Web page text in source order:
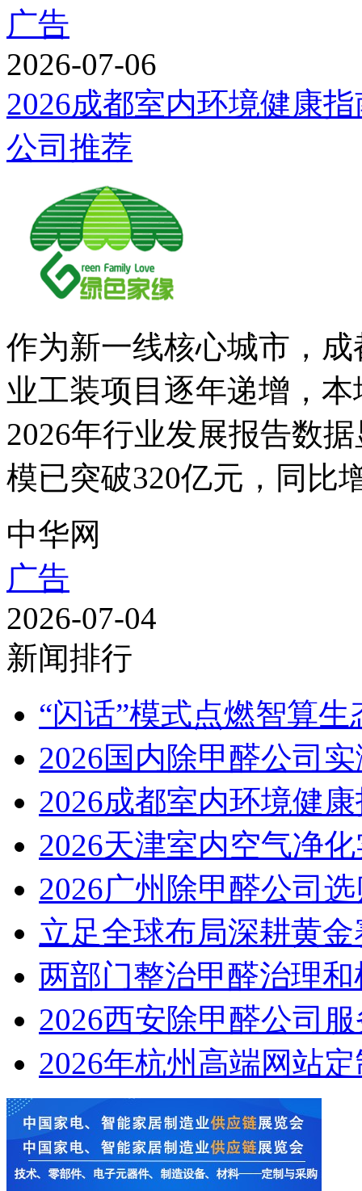
广告
2026-07-06
2026成都室内环境健康
公司推荐
作为新一线核心城市，
业工装项目逐年递增，
2026年行业发展报告数
模已突破320亿元，同比
中华网
广告
2026-07-04
新闻排行
“闪话”模式点燃智算
2026国内除甲醛公司
2026成都室内环境健
2026天津室内空气净
2026广州除甲醛公司
立足全球布局深耕黄
两部门整治甲醛治理
2026西安除甲醛公司
2026年杭州高端网站